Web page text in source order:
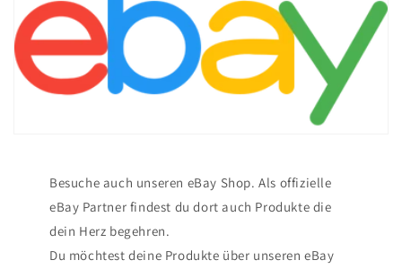
Besuche auch unseren eBay Shop. Als offizielle
eBay Partner findest du dort auch Produkte die
dein Herz begehren.
Du möchtest deine Produkte über unseren eBay